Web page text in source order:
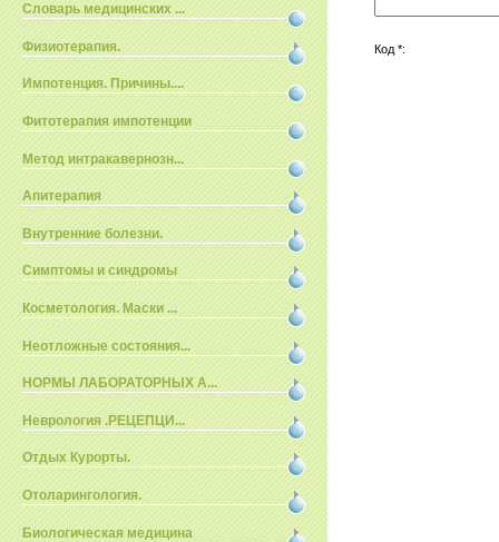
Словарь медицинских ...
Физиотерапия.
Импотенция. Причины....
Фитотерапия импотенции
Метод интракавернозн...
Апитерапия
Внутренние болезни.
Симптомы и синдромы
Косметология. Маски ...
Неотложные состояния...
НОРМЫ ЛАБОРАТОРНЫХ А...
Неврология .РЕЦЕПЦИ...
Отдых Курорты.
Отоларингология.
Биологическая медицина
Код *: